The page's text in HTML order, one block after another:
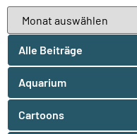
Alle Beiträge
Aquarium
Cartoons